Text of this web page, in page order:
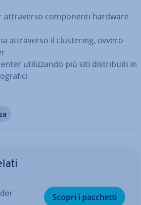
at­tra­ver­so com­po­nen­ti hardware
at­tra­ver­so il clu­ste­ring, ovvero
uti­liz­zan­do più siti di­stri­bui­ti in
Scopri i pacchetti